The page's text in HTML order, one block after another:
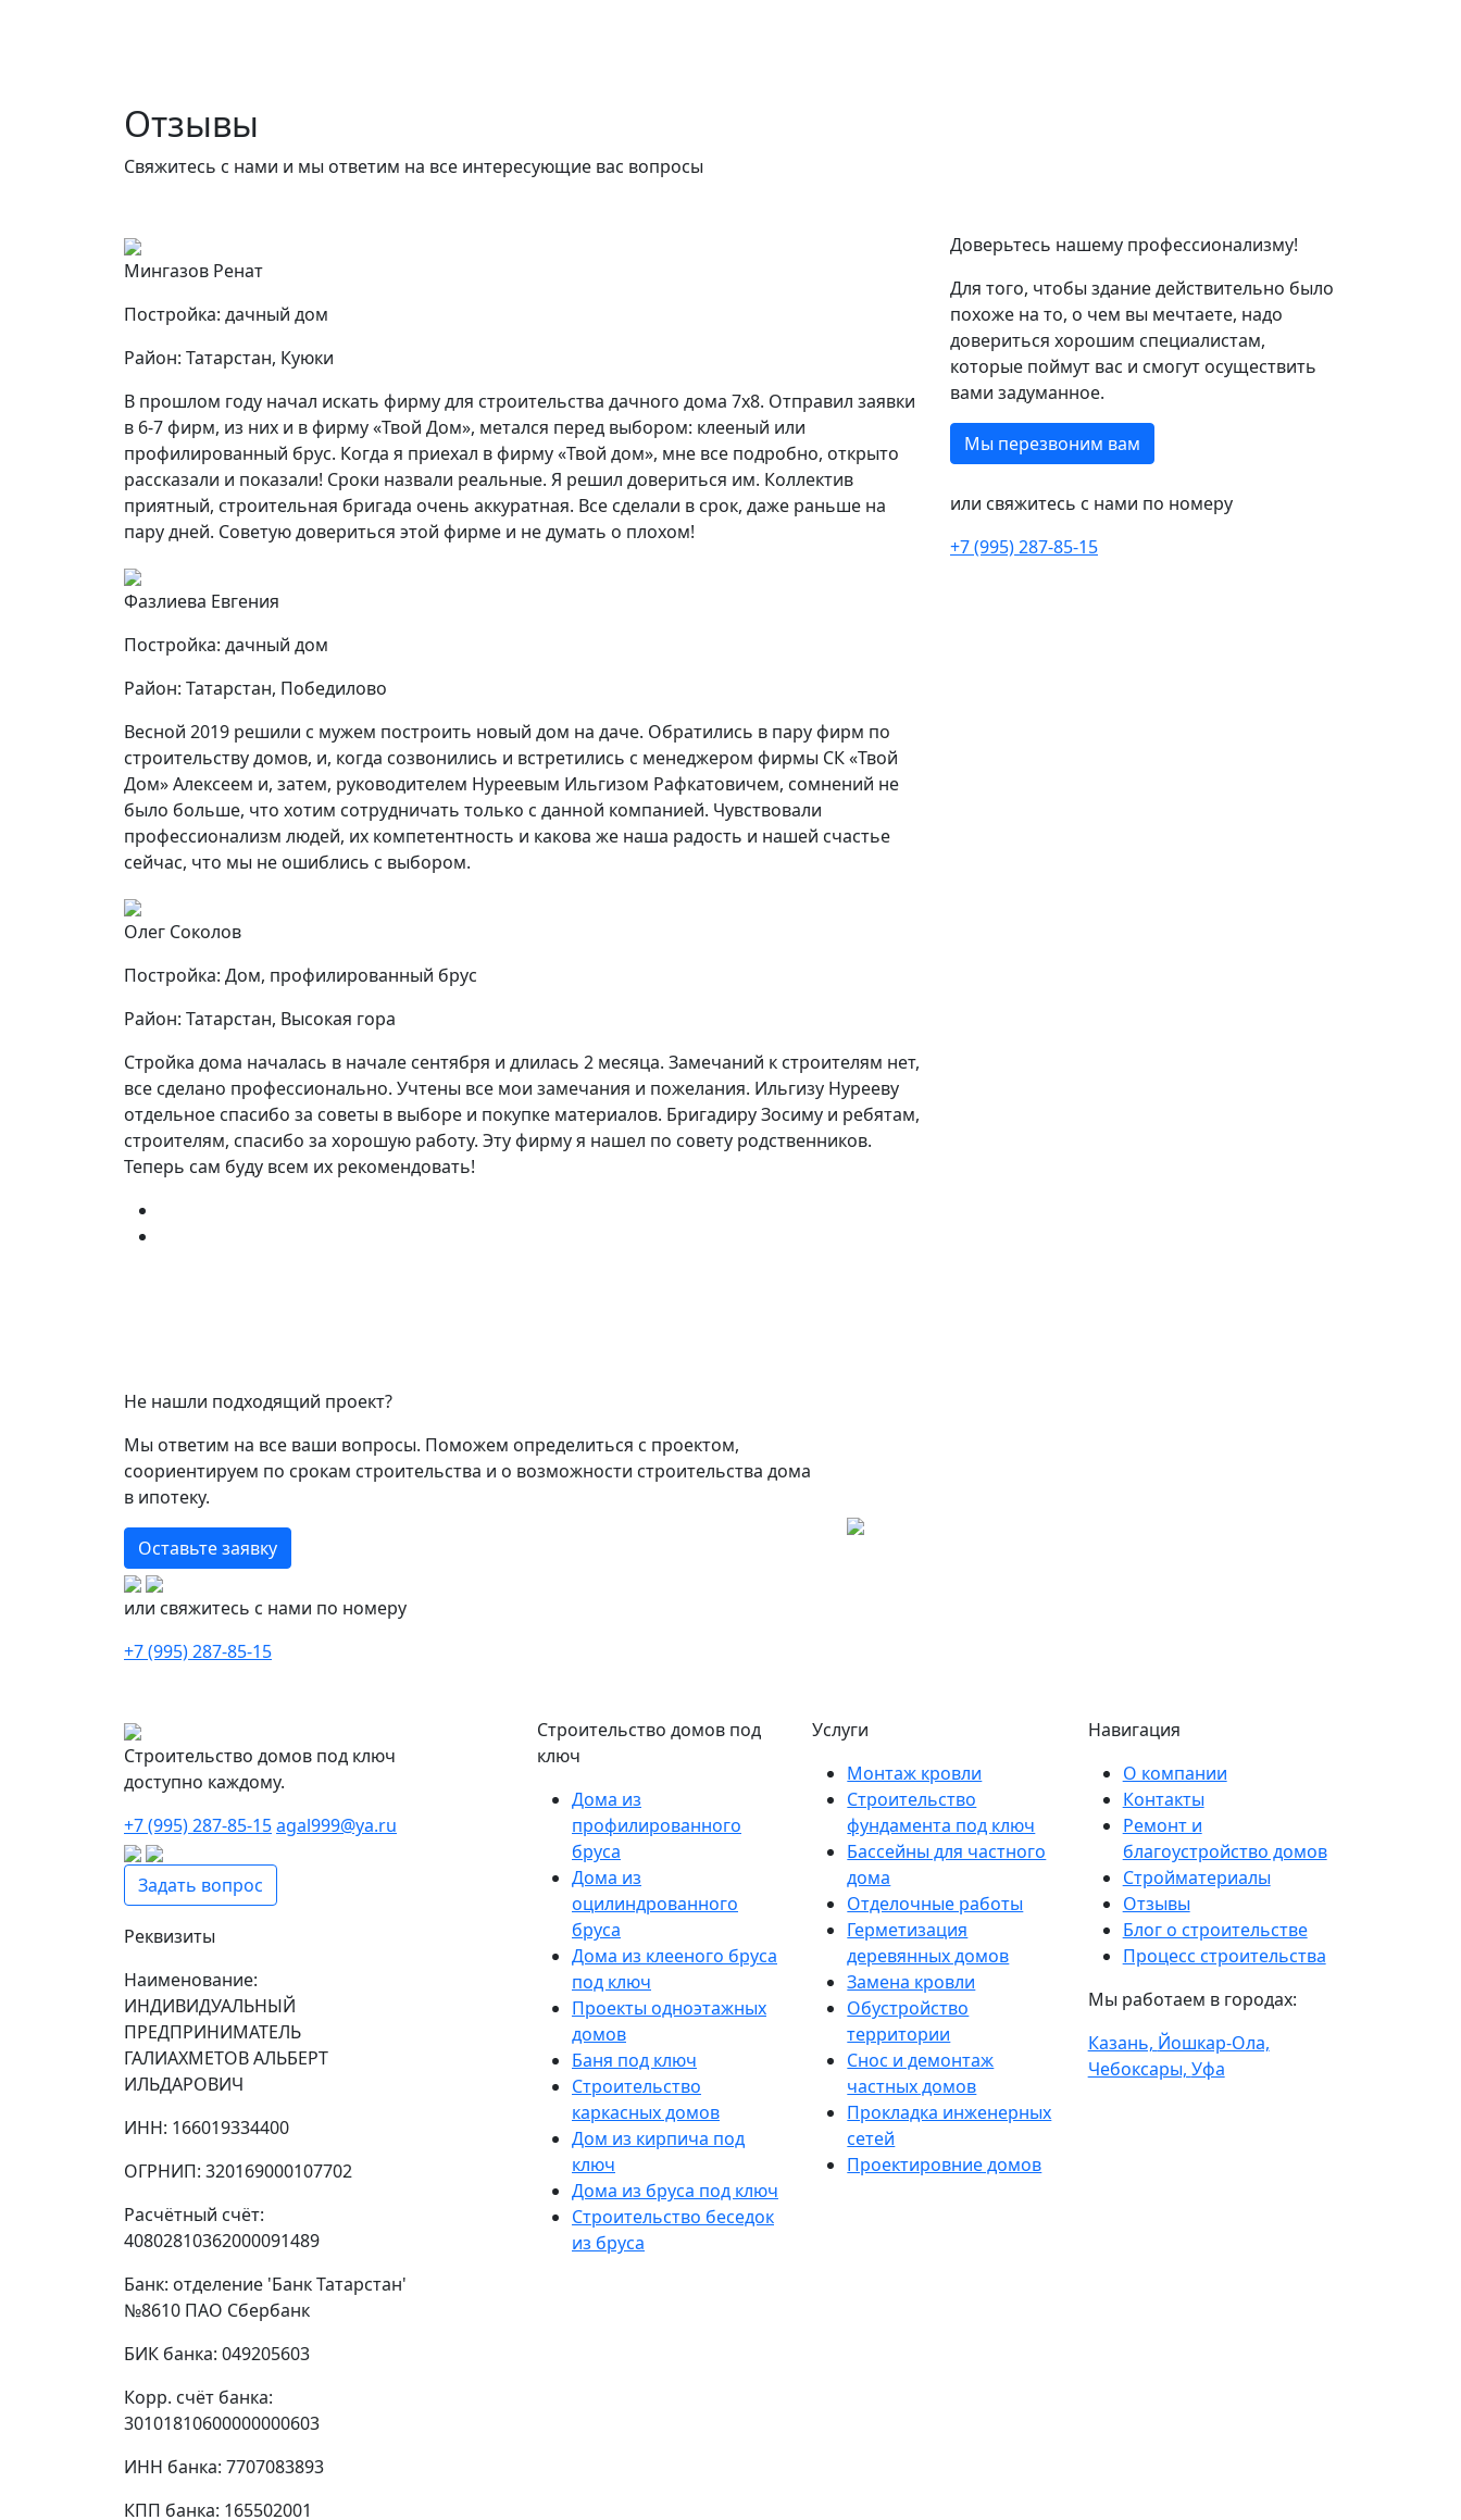
Отзывы
Свяжитесь с нами и мы ответим на все интересующие вас вопросы
Мингазов Ренат
Постройка: дачный дом
Район: Татарстан, Куюки
В прошлом году начал искать фирму для строительства дачного дома 7х8. Отправил заявки
в 6-7 фирм, из них и в фирму «Твой Дом», метался перед выбором: клееный или
профилированный брус. Когда я приехал в фирму «Твой дом», мне все подробно, открыто
рассказали и показали! Сроки назвали реальные. Я решил довериться им. Коллектив
приятный, строительная бригада очень аккуратная. Все сделали в срок, даже раньше на
пару дней. Советую довериться этой фирме и не думать о плохом!
Фазлиева Евгения
Постройка: дачный дом
Район: Татарстан, Победилово
Весной 2019 решили с мужем построить новый дом на даче. Обратились в пару фирм по
строительству домов, и, когда созвонились и встретились с менеджером фирмы СК «Твой
Дом» Алексеем и, затем, руководителем Нуреевым Ильгизом Рафкатовичем, сомнений не
было больше, что хотим сотрудничать только с данной компанией. Чувствовали
профессионализм людей, их компетентность и какова же наша радость и нашей счастье
сейчас, что мы не ошиблись с выбором.
Олег Соколов
Постройка: Дом, профилированный брус
Район: Татарстан, Высокая гора
Стройка дома началась в начале сентября и длилась 2 месяца. Замечаний к строителям нет,
все сделано профессионально. Учтены все мои замечания и пожелания. Ильгизу Нурееву
отдельное спасибо за советы в выборе и покупке материалов. Бригадиру Зосиму и ребятам,
строителям, спасибо за хорошую работу. Эту фирму я нашел по совету родственников.
Теперь сам буду всем их рекомендовать!
Доверьтесь нашему профессионализму!
Для того, чтобы здание действительно было
похоже на то, о чем вы мечтаете, надо
довериться хорошим специалистам,
которые поймут вас и смогут осуществить
вами задуманное.
Мы перезвоним вам
или свяжитесь с нами по номеру
+7 (995) 287-85-15
Не нашли подходящий проект?
Мы ответим на все ваши вопросы. Поможем определиться с проектом,
соориентируем по срокам строительства и о возможности строительства дома
в ипотеку.
Оставьте заявку
или свяжитесь с нами по номеру
+7 (995) 287-85-15
Строительство домов под ключ
доступно каждому.
+7 (995) 287-85-15agal999@ya.ru
Задать вопрос
Реквизиты
Наименование:
ИНДИВИДУАЛЬНЫЙ
ПРЕДПРИНИМАТЕЛЬ
ГАЛИАХМЕТОВ АЛЬБЕРТ
ИЛЬДАРОВИЧ
ИНН: 166019334400
ОГРНИП: 320169000107702
Расчётный счёт:
40802810362000091489
Банк: отделение 'Банк Татарстан'
№8610 ПАО Сбербанк
БИК банка: 049205603
Корр. счёт банка:
30101810600000000603
ИНН банка: 7707083893
КПП банка: 165502001
Строительство домов под
ключ
Дома из
профилированного
бруса
Дома из
оцилиндрованного
бруса
Дома из клееного бруса
под ключ
Проекты одноэтажных
домов
Баня под ключ
Строительство
каркасных домов
Дом из кирпича под
ключ
Дома из бруса под ключ
Строительство беседок
из бруса
Услуги
Монтаж кровли
Строительство
фундамента под ключ
Бассейны для частного
дома
Отделочные работы
Герметизация
деревянных домов
Замена кровли
Обустройство
территории
Снос и демонтаж
частных домов
Прокладка инженерных
сетей
Проектировние домов
Навигация
О компании
Контакты
Ремонт и
благоустройство домов
Стройматериалы
Отзывы
Блог о строительстве
Процесс строительства
Мы работаем в городах:
Казань, Йошкар-Ола,
Чебоксары, Уфа